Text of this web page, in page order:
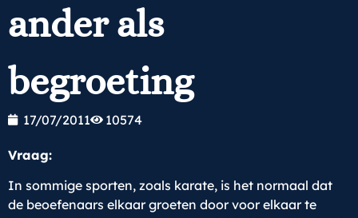
ander als
begroeting
17/07/2011 10574
Vraag:
In sommige sporten, zoals karate, is het normaal dat
de beoefenaars elkaar groeten door voor elkaar te